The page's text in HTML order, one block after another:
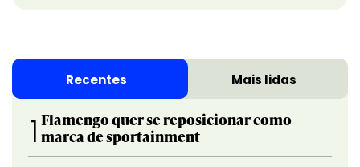
Recentes Mais lidas
1 Flamengo quer se reposicionar como
marca de sportainment